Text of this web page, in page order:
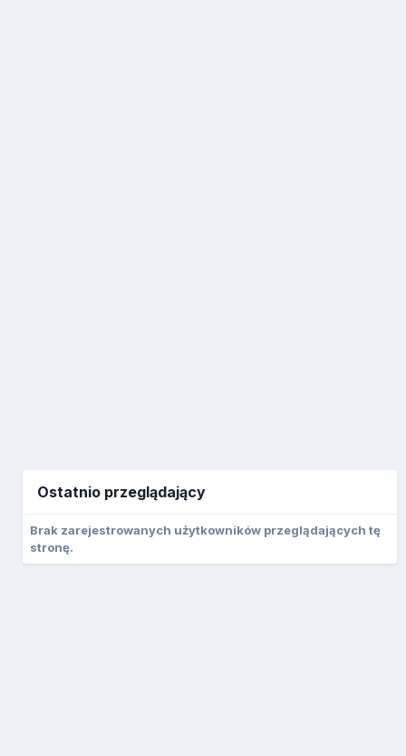
Ostatnio przeglądający
Brak zarejestrowanych użytkowników przeglądających tę
stronę.